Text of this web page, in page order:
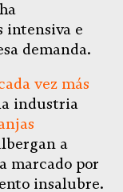
intensiva e
demanda.
vez más
industria
a
marcado por
insalubre.